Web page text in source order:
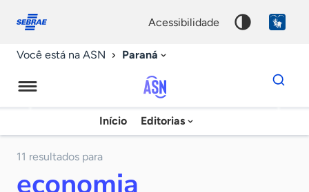
conosco
acessibilidade
Você está na ASN Paraná
Agência
Sebrae
Início Editorias
Dados
para
chave
11 resultados para
economia